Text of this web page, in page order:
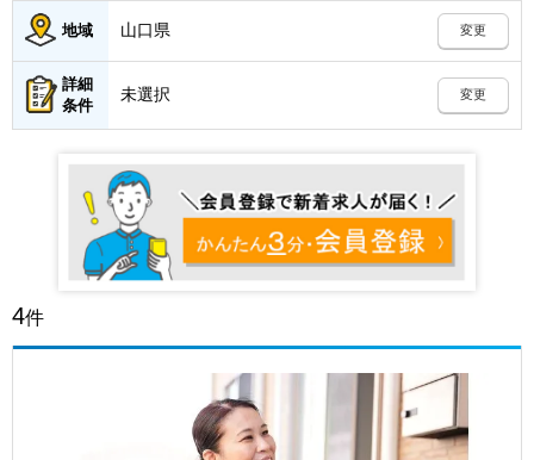
地域 山口県 変更
詳細
条件
未選択 変更
4件